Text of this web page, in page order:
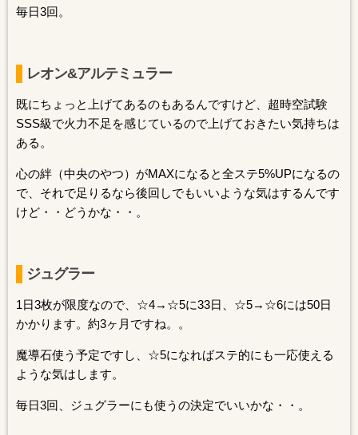
毎日3回。
レオン&アルテミュラー
既にちょっと上げてあるのもあるんですけど、超時空試験
SSS級で火力不足を感じているので上げておきたい気持ちは
ある。
心の絆（中央のやつ）がMAXになると全ステ5%UPになるの
で、それで足りるなら後回しでもいいような気はするんです
けど・・どうかな・・。
ジュグラー
1日3枚が限度なので、☆4→☆5に33日、☆5→☆6には50日
かかります。約3ヶ月ですね。。
魔導石使う予定ですし、☆5になればステ的にも一応使える
ような気はします。
毎日3回、ジュグラーにも使うの決定でいいかな・・。